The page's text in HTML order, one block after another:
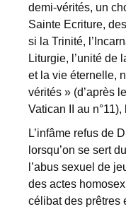
demi-vérités, un
Sainte Ecriture,
si la Trinité,
Liturgie, l’unité de
et la vie éternelle,
vérités » (d’après
Vatican II au
L’infâme refus de
lorsqu’on se sert
l’abus sexuel de
des actes
célibat des prêtres